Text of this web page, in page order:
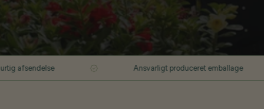
Ansvarligt produceret emballage